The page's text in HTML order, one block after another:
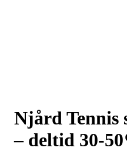
Njård Tennis
– deltid 30-